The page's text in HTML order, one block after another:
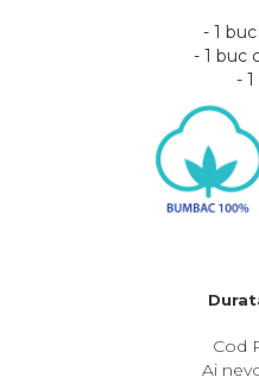
- 1
- 1 buc
-
Cod
Ai